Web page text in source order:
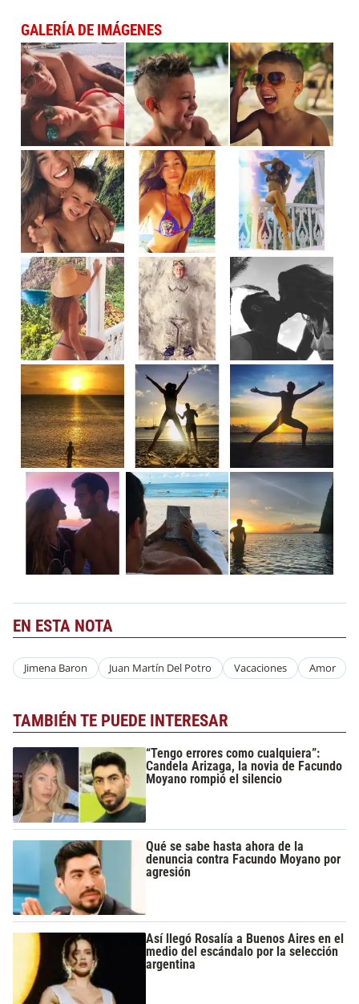
GALERÍA DE IMÁGENES
EN ESTA NOTA
Jimena Baron Juan Martín Del Potro Vacaciones Amor
TAMBIÉN TE PUEDE INTERESAR
“Tengo errores como cualquiera”:
Candela Arizaga, la novia de Facundo
Moyano rompió el silencio
Qué se sabe hasta ahora de la
denuncia contra Facundo Moyano por
agresión
Así llegó Rosalía a Buenos Aires en el
medio del escándalo por la selección
argentina